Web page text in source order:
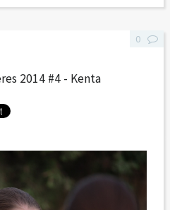
2014 #4 - Kenta
0